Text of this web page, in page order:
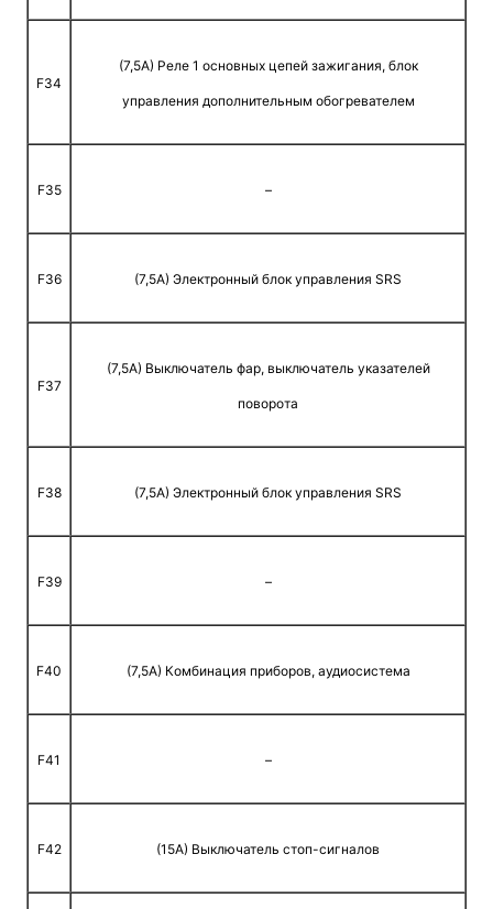
F34
(7,5A) Реле 1 основных цепей зажигания, блок
управления дополнительным обогревателем
F35 –
F36 (7,5A) Электронный блок управления SRS
F37
(7,5A) Выключатель фар, выключатель указателей
поворота
F38 (7,5A) Электронный блок управления SRS
F39 –
F40 (7,5A) Комбинация приборов, аудиосистема
F41 –
F42 (15A) Выключатель стоп-сигналов